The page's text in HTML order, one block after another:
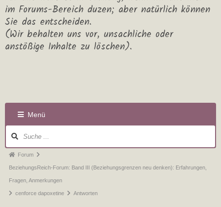
im Forums-Bereich duzen; aber natürlich können
Sie das entscheiden.
(Wir behalten uns vor, unsachliche oder
anstößige Inhalte zu löschen).
Menü
Forum
BeziehungsReich-Forum: Band III (Beziehungsgrenzen neu denken): Erfahrungen,
Fragen, Anmerkungen
cenforce dapoxetine Antworten